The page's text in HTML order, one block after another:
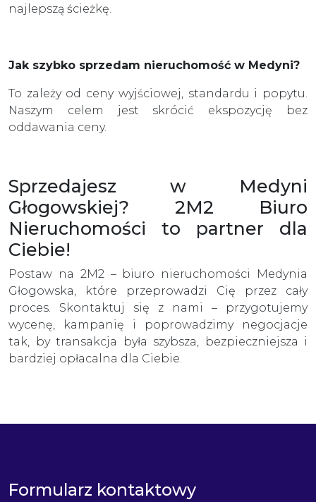
najlepszą ścieżkę.
Jak szybko sprzedam nieruchomość w Medyni?
To zależy od ceny wyjściowej, standardu i popytu.
Naszym celem jest skrócić ekspozycję bez
oddawania ceny.
Sprzedajesz w Medyni
Głogowskiej? 2M2 Biuro
Nieruchomości to partner dla
Ciebie!
Postaw na 2M2 – biuro nieruchomości Medynia
Głogowska, które przeprowadzi Cię przez cały
proces. Skontaktuj się z nami – przygotujemy
wycenę, kampanię i poprowadzimy negocjacje
tak, by transakcja była szybsza, bezpieczniejsza i
bardziej opłacalna dla Ciebie.
Formularz kontaktowy